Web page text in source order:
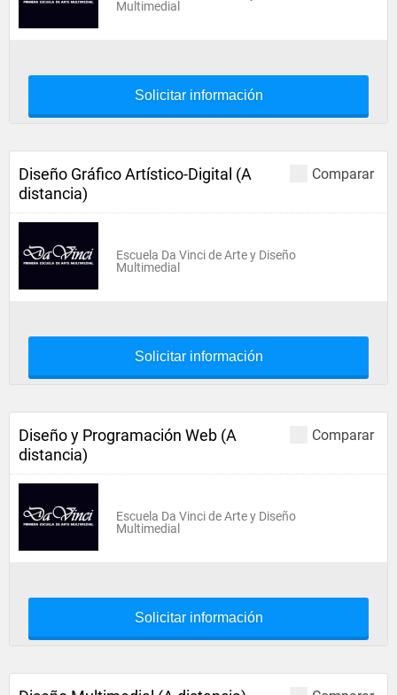
Multimedial
Solicitar información
Comparar
Diseño Gráfico Artístico-Digital (A
distancia)
Escuela Da Vinci de Arte y Diseño
Multimedial
Solicitar información
Comparar
Diseño y Programación Web (A
distancia)
Escuela Da Vinci de Arte y Diseño
Multimedial
Solicitar información